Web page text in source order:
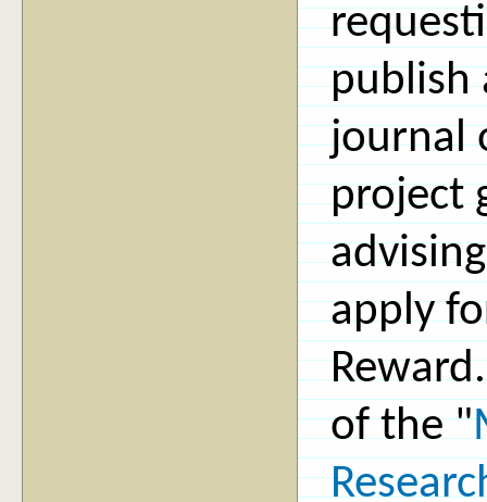
publish
journal
project
apply
of the "